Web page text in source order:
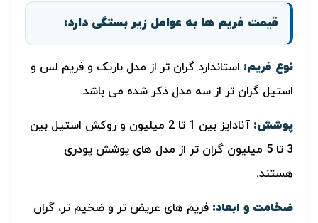
قیمت فریم ها به عوامل زیر بستگی دارد:
نوع فریم: استاندارد گران تر از مدل باریک و فریم لس و
استیل گران تر از سه مدل ذکر شده می باشد.
پوشش:
آنادایز بین 1 تا 2 میلیون و روکش استیل بین
3 تا 5 میلیون گران تر از مدل های پوشش پودری
هستند.
ضخامت و ابعاد: فریم های عریض تر و ضخیم تر، گران